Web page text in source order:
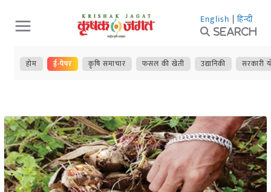
Skip
to
content
English | हिन्दी
Search
होम ई-पेपर कृषि समाचार फसल की खेती उद्यानिकी सरकारी